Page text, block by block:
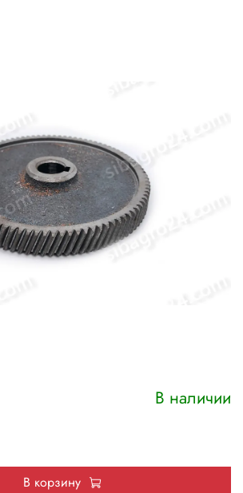
В наличии
В корзину